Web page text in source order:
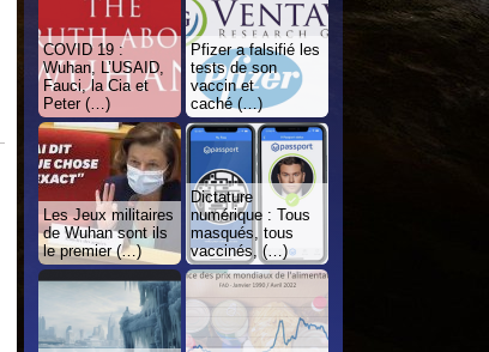
COVID 19 :
Wuhan, L’USAID,
Fauci, la Cia et
Peter (…)
Pfizer a falsifié les
tests de son
vaccin et
caché (…)
Les Jeux militaires
de Wuhan sont ils
le premier (…)
Dictature
numérique : Tous
masqués, tous
vaccinés, (…)